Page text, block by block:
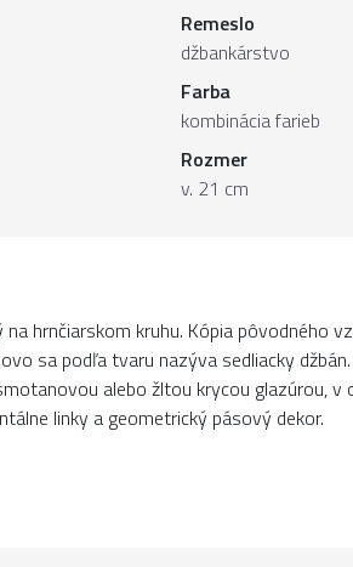
Remeslo
džbankárstvo
Farba
kombinácia farieb
Rozmer
v. 21 cm
hrnčiarskom kruhu. Kópia pôvodného
sa podľa tvaru nazýva sedliacky
alebo žltou krycou glazúrou, v
linky a geometrický pásový dekor.